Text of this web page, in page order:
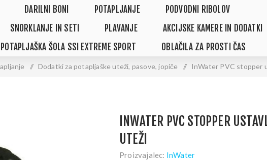
DARILNI BONI POTAPLJANJE
PODVODNI RIBOLOV
SNORKLANJE IN SETI PLAVANJE
AKCIJSKE KAMERE IN DODATKI
POTAPLJAŠKA ŠOLA SSI EXTREME SPORT OBLAČILA ZA PROSTI ČAS
/ Dodatki za potapljaške uteži, pasove, jopiče / InWater PVC stopper
INWATER PVC STOPPER
UTEŽI
Proizvajalec: InWater